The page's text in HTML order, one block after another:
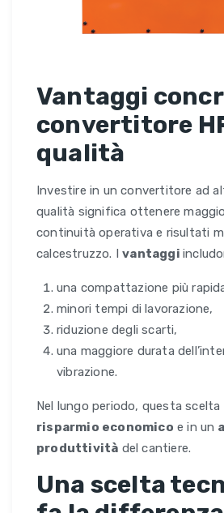
Vantaggi
convertitore
qualità
Investire in un convertitore ad
qualità significa ottenere
continuità operativa e risultati
calcestruzzo. Ivantaggi
una compattazione più
minori tempi di lavorazione,
riduzione degli scarti,
una maggiore durata
vibrazione.
Nel lungo periodo, questa
risparmio economico e in un
produttività del cantiere.
Una scelta